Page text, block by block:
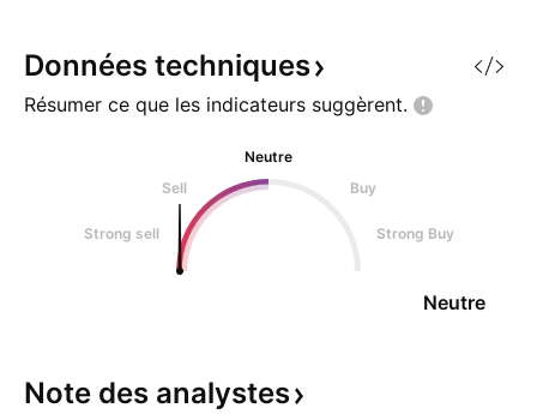
Données techniques
Résumer ce que les indicateurs suggèrent.
Neutre
Sell
Buy
Strong sell Strong Buy
Neutre
Note des analystes